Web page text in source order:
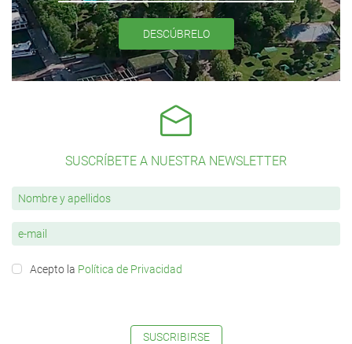
DESCÚBRELO
SUSCRÍBETE A NUESTRA NEWSLETTER
Acepto la Política de Privacidad
SUSCRIBIRSE